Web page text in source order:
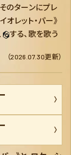
のターンにプレ
オレット・パー》
する、歌を歌う
（2026.07.30更新）